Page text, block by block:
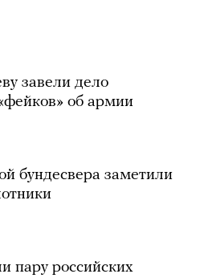
завели дело
об армии
бундесвера заметили
пару российских